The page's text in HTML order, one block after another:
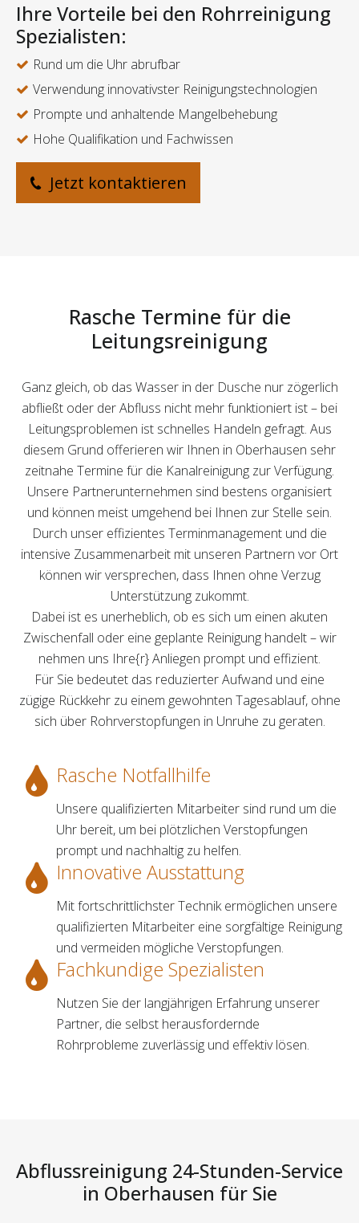
Ihre Vorteile bei den Rohrreinigung
Spezialisten:
Rund um die Uhr abrufbar
Verwendung innovativster Reinigungstechnologien
Prompte und anhaltende Mangelbehebung
Hohe Qualifikation und Fachwissen
Jetzt kontaktieren
Rasche Termine für die
Leitungsreinigung
Ganz gleich, ob das Wasser in der Dusche nur zögerlich
abfließt oder der Abfluss nicht mehr funktioniert ist – bei
Leitungsproblemen ist schnelles Handeln gefragt. Aus
diesem Grund offerieren wir Ihnen in Oberhausen sehr
zeitnahe Termine für die Kanalreinigung zur Verfügung.
Unsere Partnerunternehmen sind bestens organisiert
und können meist umgehend bei Ihnen zur Stelle sein.
Durch unser effizientes Terminmanagement und die
intensive Zusammenarbeit mit unseren Partnern vor Ort
können wir versprechen, dass Ihnen ohne Verzug
Unterstützung zukommt.
Dabei ist es unerheblich, ob es sich um einen akuten
Zwischenfall oder eine geplante Reinigung handelt – wir
nehmen uns Ihre{r} Anliegen prompt und effizient.
Für Sie bedeutet das reduzierter Aufwand und eine
zügige Rückkehr zu einem gewohnten Tagesablauf, ohne
sich über Rohrverstopfungen in Unruhe zu geraten.
Rasche Notfallhilfe
Unsere qualifizierten Mitarbeiter sind rund um die
Uhr bereit, um bei plötzlichen Verstopfungen
prompt und nachhaltig zu helfen.
Innovative Ausstattung
Mit fortschrittlichster Technik ermöglichen unsere
qualifizierten Mitarbeiter eine sorgfältige Reinigung
und vermeiden mögliche Verstopfungen.
Fachkundige Spezialisten
Nutzen Sie der langjährigen Erfahrung unserer
Partner, die selbst herausfordernde
Rohrprobleme zuverlässig und effektiv lösen.
Abflussreinigung 24-Stunden-Service
in Oberhausen für Sie